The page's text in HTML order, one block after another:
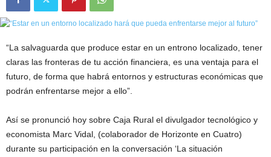
“La salvaguarda que produce estar en un entrono localizado, tener
claras las fronteras de tu acción financiera, es una ventaja para el
futuro, de forma que habrá entornos y estructuras económicas que
podrán enfrentarse mejor a ello”.
Así se pronunció hoy sobre Caja Rural el divulgador tecnológico y
economista Marc Vidal, (colaborador de Horizonte en Cuatro)
durante su participación en la conversación ‘La situación